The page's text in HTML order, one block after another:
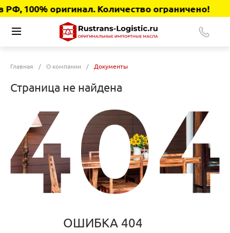
100% оригинал. Количество ограничено!
Главная / О компании / Документы
Страница не найдена
ОШИБКА 404